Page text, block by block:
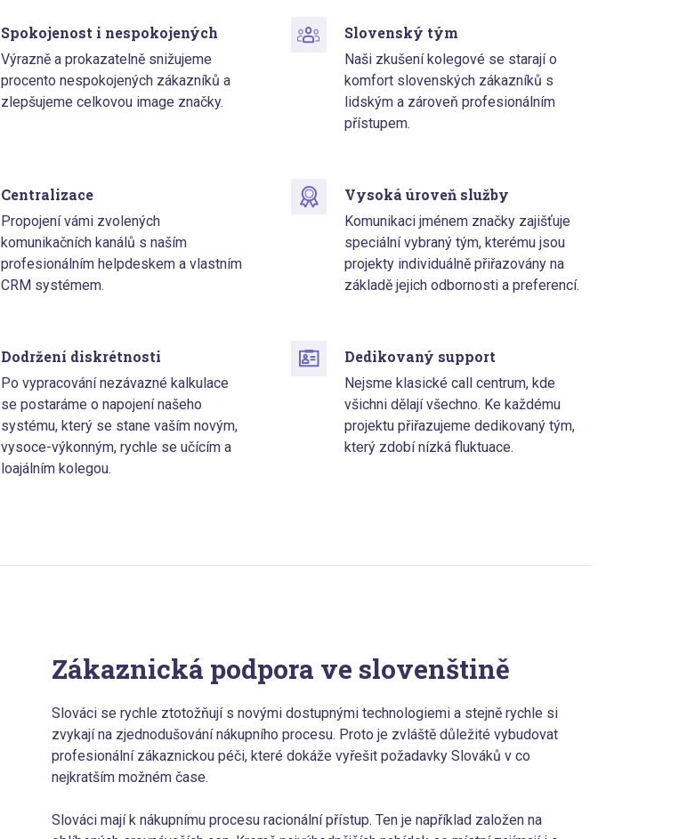
Spokojenost i nespokojených
Výrazně a prokazatelně snižujeme
procento nespokojených zákazníků a
zlepšujeme celkovou image značky.
Slovenský tým
Naši zkušení kolegové se starají o
komfort slovenských zákazníků s
lidským a zároveň profesionálním
přístupem.
Centralizace
Propojení vámi zvolených
komunikačních kanálů s naším
profesionálním helpdeskem a vlastním
CRM systémem.
Vysoká úroveň služby
Komunikaci jménem značky zajišťuje
speciální vybraný tým, kterému jsou
projekty individuálně přiřazovány na
základě jejich odbornosti a preferencí.
Dodržení diskrétnosti
Po vypracování nezávazné kalkulace
se postaráme o napojení našeho
systému, který se stane vaším novým,
vysoce-výkonným, rychle se učícím a
loajálním kolegou.
Dedikovaný support
Nejsme klasické call centrum, kde
všichni dělají všechno. Ke každému
projektu přiřazujeme dedikovaný tým,
který zdobí nízká fluktuace.
Zákaznická podpora ve slovenštině
Slováci se rychle ztotožňují s novými dostupnými technologiemi a stejně rychle si
zvykají na zjednodušování nákupního procesu. Proto je zvláště důležité vybudovat
profesionální zákaznickou péči, které dokáže vyřešit požadavky Slováků v co
nejkratším možném čase.
Slováci mají k nákupnímu procesu racionální přístup. Ten je například založen na